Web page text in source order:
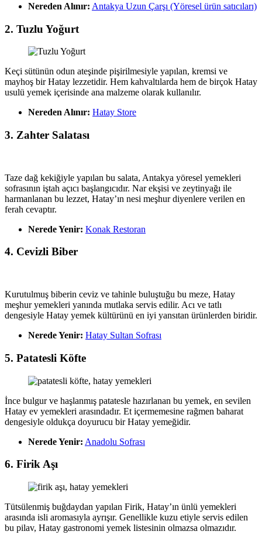
Nereden Alınır: Antakya Uzun Çarşı (Yöresel ürün satıcıları)
2. Tuzlu Yoğurt
Keçi sütünün odun ateşinde pişirilmesiyle yapılan, kremsi ve
mayhoş bir Hatay lezzetidir. Hem kahvaltılarda hem de birçok Hatay
usulü yemek içerisinde ana malzeme olarak kullanılır.
Nereden Alınır: Hatay Store
3. Zahter Salatası
Taze dağ kekiğiyle yapılan bu salata, Antakya yöresel yemekleri
sofrasının iştah açıcı başlangıcıdır. Nar ekşisi ve zeytinyağı ile
harmanlanan bu lezzet, Hatay’ın nesi meşhur diyenlere verilen en
ferah cevaptır.
Nerede Yenir: Konak Restoran
4. Cevizli Biber
Kurutulmuş biberin ceviz ve tahinle buluştuğu bu meze, Hatay
meşhur yemekleri yanında mutlaka servis edilir. Acı ve tatlı
dengesiyle Hatay yemek kültürünü en iyi yansıtan ürünlerden biridir.
Nerede Yenir: Hatay Sultan Sofrası
5. Patatesli Köfte
İnce bulgur ve haşlanmış patatesle hazırlanan bu yemek, en sevilen
Hatay ev yemekleri arasındadır. Et içermemesine rağmen baharat
dengesiyle oldukça doyurucu bir Hatay yemeğidir.
Nerede Yenir: Anadolu Sofrası
6. Firik Aşı
Tütsülenmiş buğdaydan yapılan Firik, Hatay’ın ünlü yemekleri
arasında isli aromasıyla ayrışır. Genellikle kuzu etiyle servis edilen
bu pilav, Hatay gastronomi yemek listesinin olmazsa olmazıdır.